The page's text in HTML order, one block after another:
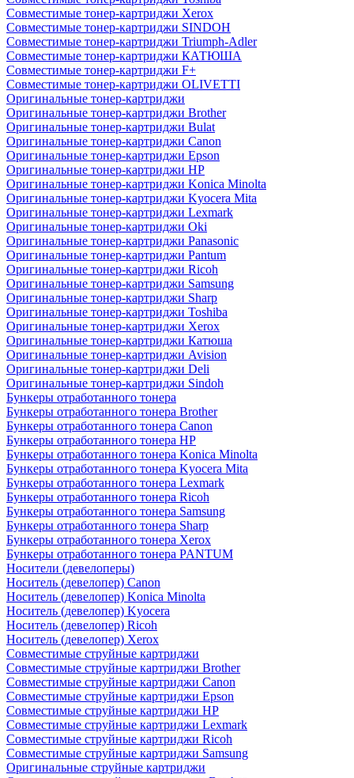
Совместимые тонер-картриджи Xerox
Совместимые тонер-картриджи SINDOH
Совместимые тонер-картриджи Triumph-Adler
Совместимые тонер-картриджи КАТЮША
Совместимые тонер-картриджи F+
Совместимые тонер-картриджи OLIVETTI
Оригинальные тонер-картриджи
Оригинальные тонер-картриджи Brother
Оригинальные тонер-картриджи Bulat
Оригинальные тонер-картриджи Canon
Оригинальные тонер-картриджи Epson
Оригинальные тонер-картриджи HP
Оригинальные тонер-картриджи Konica Minolta
Оригинальные тонер-картриджи Kyocera Mita
Оригинальные тонер-картриджи Lexmark
Оригинальные тонер-картриджи Oki
Оригинальные тонер-картриджи Panasonic
Оригинальные тонер-картриджи Pantum
Оригинальные тонер-картриджи Ricoh
Оригинальные тонер-картриджи Samsung
Оригинальные тонер-картриджи Sharp
Оригинальные тонер-картриджи Toshiba
Оригинальные тонер-картриджи Xerox
Оригинальные тонер-картриджи Катюша
Оригинальные тонер-картриджи Avision
Оригинальные тонер-картриджи Deli
Оригинальные тонер-картриджи Sindoh
Бункеры отработанного тонера
Бункеры отработанного тонера Brother
Бункеры отработанного тонера Canon
Бункеры отработанного тонера HP
Бункеры отработанного тонера Konica Minolta
Бункеры отработанного тонера Kyocera Mita
Бункеры отработанного тонера Lexmark
Бункеры отработанного тонера Ricoh
Бункеры отработанного тонера Samsung
Бункеры отработанного тонера Sharp
Бункеры отработанного тонера Xerox
Бункеры отработанного тонера PANTUM
Носители (девелоперы)
Носитель (девелопер) Canon
Носитель (девелопер) Konica Minolta
Носитель (девелопер) Kyocera
Носитель (девелопер) Ricoh
Носитель (девелопер) Xerox
Совместимые струйные картриджи
Совместимые струйные картриджи Brother
Совместимые струйные картриджи Canon
Совместимые струйные картриджи Epson
Совместимые струйные картриджи HP
Совместимые струйные картриджи Lexmark
Совместимые струйные картриджи Ricoh
Совместимые струйные картриджи Samsung
Оригинальные струйные картриджи